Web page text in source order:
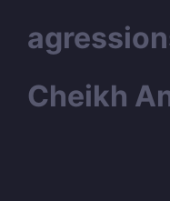
Cheikh